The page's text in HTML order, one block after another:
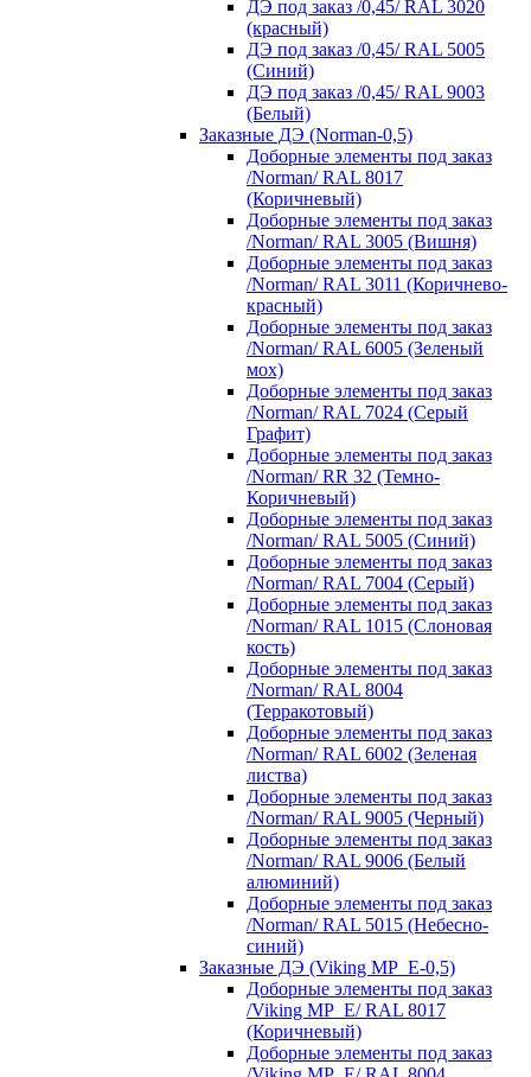
ДЭ под заказ /0,45/ RAL 3020
(красный)
ДЭ под заказ /0,45/ RAL 5005
(Синий)
ДЭ под заказ /0,45/ RAL 9003
(Белый)
Заказные ДЭ (Norman-0,5)
Доборные элементы под заказ
/Norman/ RAL 8017
(Коричневый)
Доборные элементы под заказ
/Norman/ RAL 3005 (Вишня)
Доборные элементы под заказ
/Norman/ RAL 3011 (Коричнево-
красный)
Доборные элементы под заказ
/Norman/ RAL 6005 (Зеленый
мох)
Доборные элементы под заказ
/Norman/ RAL 7024 (Серый
Графит)
Доборные элементы под заказ
/Norman/ RR 32 (Темно-
Коричневый)
Доборные элементы под заказ
/Norman/ RAL 5005 (Синий)
Доборные элементы под заказ
/Norman/ RAL 7004 (Серый)
Доборные элементы под заказ
/Norman/ RAL 1015 (Слоновая
кость)
Доборные элементы под заказ
/Norman/ RAL 8004
(Терракотовый)
Доборные элементы под заказ
/Norman/ RAL 6002 (Зеленая
листва)
Доборные элементы под заказ
/Norman/ RAL 9005 (Черный)
Доборные элементы под заказ
/Norman/ RAL 9006 (Белый
алюминий)
Доборные элементы под заказ
/Norman/ RAL 5015 (Небесно-
синий)
Заказные ДЭ (Viking MP_E-0,5)
Доборные элементы под заказ
/Viking MP_E/ RAL 8017
(Коричневый)
Доборные элементы под заказ